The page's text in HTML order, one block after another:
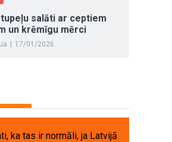
salāti ar ceptiem
un krēmīgu mērci
17/01/2026
ka tas ir normāli, ja Latvijā